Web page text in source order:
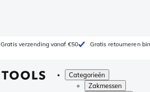
Gratis verzending vanaf €50 Gratis retourneren
Categorieën
Zakmessen